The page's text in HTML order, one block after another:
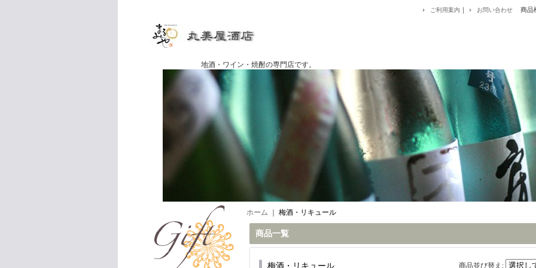
地酒・ワイン・焼酎の専門店です。
ご利用案内 ｜ お問い合わせ 商品
ホーム 梅酒・リキュール
商品一覧
梅酒・リキュール 商品並び替え :